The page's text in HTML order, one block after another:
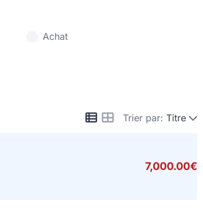
Achat
Trier par: Titre
7,000.00€